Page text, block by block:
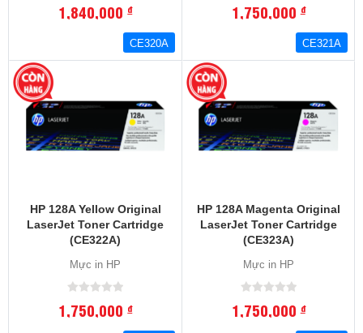
1,840,000đ
CE320A
1,750,000đ
CE321A
HP 128A Yellow Original
LaserJet Toner Cartridge
(CE322A)
Mực in HP
1,750,000đ
HP 128A Magenta Original
LaserJet Toner Cartridge
(CE323A)
Mực in HP
1,750,000đ